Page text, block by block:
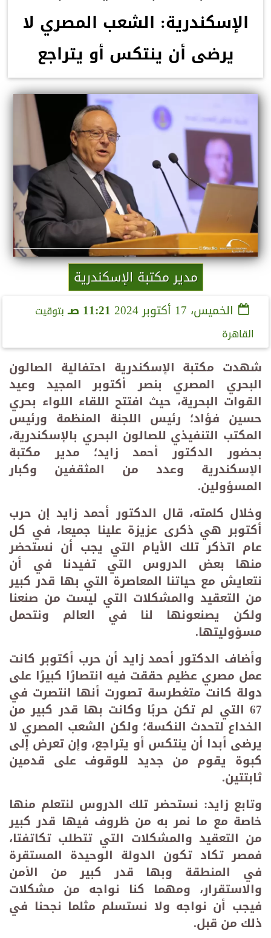
الإسكندرية: الشعب المصري لا
يرضى أن ينتكس أو يتراجع
مدير مكتبة الإسكندرية
الخميس، 17 أكتوبر 2024 11:21 صـ
بتوقيت
القاهرة
شهدت مكتبة الإسكندرية احتفالية الصالون
البحري المصري بنصر أكتوبر المجيد وعيد
القوات البحرية، حيث افتتح اللقاء اللواء بحري
حسين فؤاد؛ رئيس اللجنة المنظمة ورئيس
المكتب التنفيذي للصالون البحري بالإسكندرية،
بحضور الدكتور أحمد زايد؛ مدير مكتبة
الإسكندرية وعدد من المثقفين وكبار
المسؤولين.
وخلال كلمته، قال الدكتور أحمد زايد إن حرب
أكتوبر هي ذكرى عزيزة علينا جميعا، في كل
عام اتذكر تلك الأيام التي يجب أن نستحضر
منها بعض الدروس التي تفيدنا في أن
نتعايش مع حياتنا المعاصرة التي بها قدر كبير
من التعقيد والمشكلات التي ليست من صنعنا
ولكن يصنعونها لنا في العالم ونتحمل
مسؤوليتها.
وأضاف الدكتور أحمد زايد أن حرب أكتوبر كانت
عمل مصري عظيم حققت فيه انتصارًا كبيرًا على
دولة كانت متغطرسة تصورت أنها انتصرت في
67 التي لم تكن حربًا وكانت بها قدر كبير من
الخداع لتحدث النكسة؛ ولكن الشعب المصري لا
يرضى أبدا أن ينتكس أو يتراجع، وإن تعرض إلى
كبوة يقوم من جديد للوقوف على قدمين
ثابتتين.
وتابع زايد: نستحضر تلك الدروس لنتعلم منها
خاصة مع ما نمر به من ظروف فيها قدر كبير
من التعقيد والمشكلات التي تتطلب تكاتفتا،
فمصر تكاد تكون الدولة الوحيدة المستقرة
في المنطقة وبها قدر كبير من الأمن
والاستقرار، ومهما كنا نواجه من مشكلات
فيجب أن نواجه ولا نستسلم مثلما نجحنا في
ذلك من قبل.